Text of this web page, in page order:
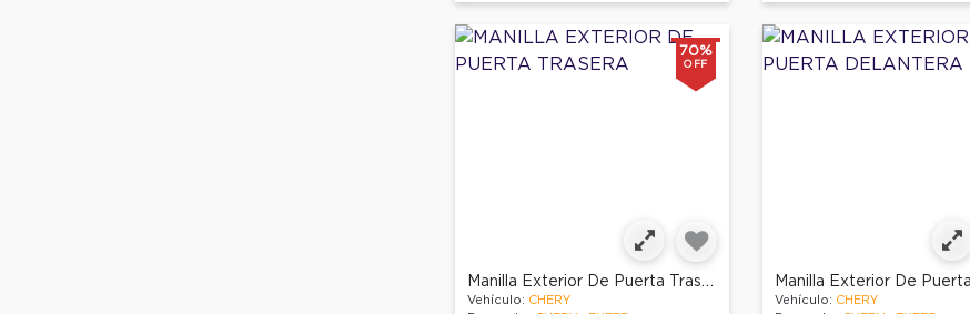
70%
OFF
Manilla Exterior De Puerta Trasera
Vehículo: CHERY
Vehículo: CHERY